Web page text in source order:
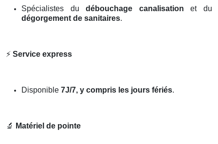
Spécialistes dudébouchage canalisation et du
dégorgement de sanitaires.
⚡ Service express
Disponible 7J/7, y compris les jours fériés.
🔬 Matériel de pointe